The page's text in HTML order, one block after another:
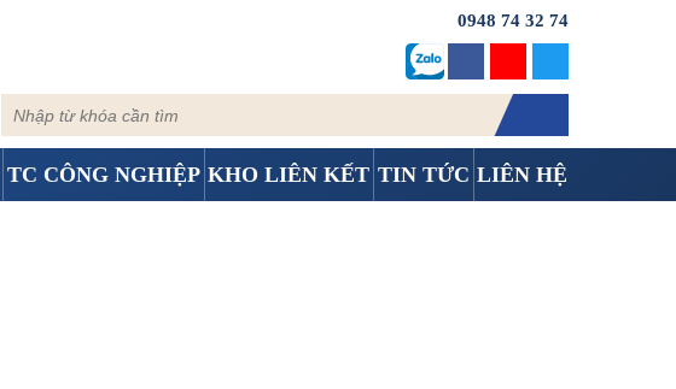
0948 74 32 74
TC CÔNG NGHIỆP KHO LIÊN KẾT TIN TỨC LIÊN HỆ